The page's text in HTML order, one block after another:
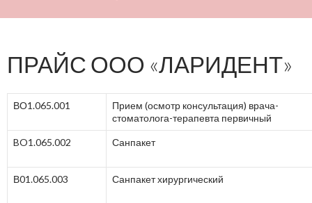
ПРАЙС ООО «ЛАРИДЕНТ»
ВО1.065.001
Прием (осмотр консультация) врача-
стоматолога-терапевта первичный
BO1.065.002 Санпакет
В01.065.003 Санпакет хирургический